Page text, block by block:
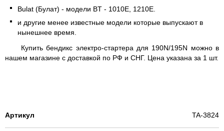
Bulat (Булат) - модели BT - 1010E, 1210E.
и другие менее известные модели которые выпускают в
нынешнее время.
Купить бендикс электро-стартера для 190N/195N можно в
нашем магазине с доставкой по РФ и СНГ. Цена указана за 1 шт.
Артикул TA-3824